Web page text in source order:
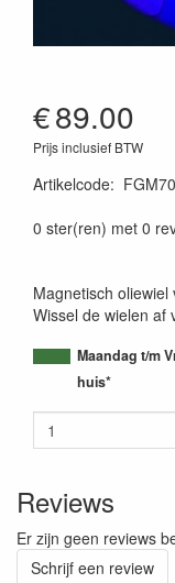
€89.00
Prijs inclusief BTW
Artikelcode:
0 ster(ren) met 0
Magnetisch
Wissel de wielen af
Maandag t/m
huis*
Reviews
Er zijn geen reviews
Schrijf een review